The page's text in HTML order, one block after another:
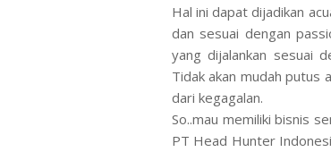
Hal ini dapat dijadikan
dan sesuai dengan
yang dijalankan sesuai
Tidak akan mudah putus
dari kegagalan.
So..mau memiliki bisnis
PT Head Hunter